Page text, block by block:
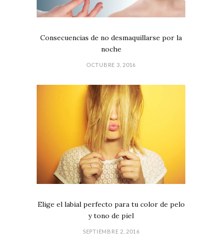
Consecuencias de no desmaquillarse por la
noche
OCTUBRE 3, 2016
Elige el labial perfecto para tu color de pelo
y tono de piel
SEPTIEMBRE 2, 2016